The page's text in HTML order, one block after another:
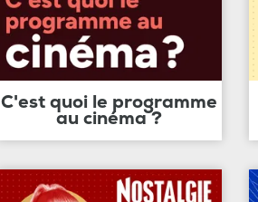
C'est quoi le programme
au cinéma ?